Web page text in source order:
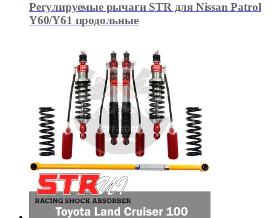
Регулируемые рычаги STR для Nissan Patrol
Y60/Y61 продольные